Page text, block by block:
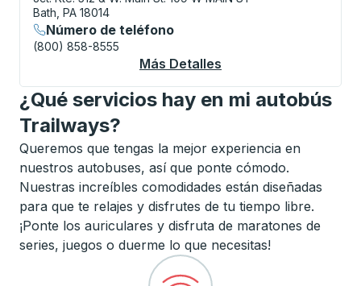
Bath, PA 18014
Número de teléfono
(800) 858-8555
Más Detalles
¿Qué servicios hay en mi autobús
Trailways?
Queremos que tengas la mejor experiencia en
nuestros autobuses, así que ponte cómodo.
Nuestras increíbles comodidades están diseñadas
para que te relajes y disfrutes de tu tiempo libre.
¡Ponte los auriculares y disfruta de maratones de
series, juegos o duerme lo que necesitas!